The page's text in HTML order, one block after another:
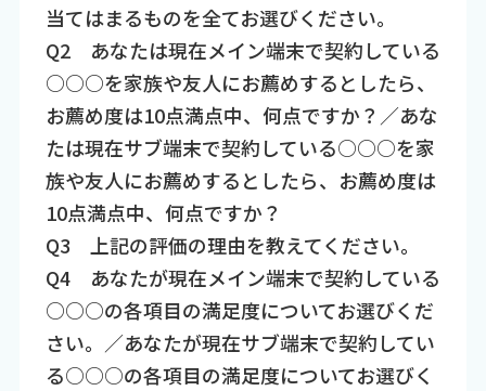
当てはまるものを全てお選びください。
Q2 あなたは現在メイン端末で契約している
○○○を家族や友人にお薦めするとしたら、
お薦め度は10点満点中、何点ですか？／あな
たは現在サブ端末で契約している○○○を家
族や友人にお薦めするとしたら、お薦め度は
10点満点中、何点ですか？
Q3 上記の評価の理由を教えてください。
Q4 あなたが現在メイン端末で契約している
○○○の各項目の満足度についてお選びくだ
さい。／あなたが現在サブ端末で契約してい
る○○○の各項目の満足度についてお選びく